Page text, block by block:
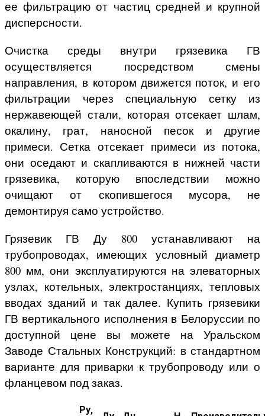
ее фильтрацию от частиц средней и крупной
дисперсности.
Очистка среды внутри грязевика ГВ
осуществляется посредством смены
направления, в котором движется поток, и его
фильтрации через специальную сетку из
нержавеющей стали, которая отсекает шлам,
окалину, грат, наносной песок и другие
примеси. Сетка отсекает примеси из потока,
они оседают и скапливаются в нижней части
грязевика, которую впоследствии можно
очищают от скопившегося мусора, не
демонтируя само устройство.
Грязевик ГВ Ду 800 устанавливают на
трубопроводах, имеющих условный диаметр
800 мм, они эксплуатируются на элеваторных
узлах, котельных, электростанциях, тепловых
вводах зданий и так далее. Купить грязевики
ГВ вертикального исполнения в Белоруссии по
доступной цене вы можете на Уральском
Заводе Стальных Конструкций: в стандартном
варианте для приварки к трубопроводу или о
фланцевом под заказ.
Ру,